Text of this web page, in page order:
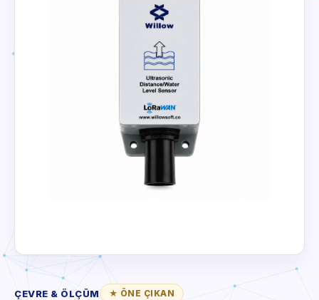
ÇEVRE & ÖLÇÜM ★ ÖNE ÇIKAN